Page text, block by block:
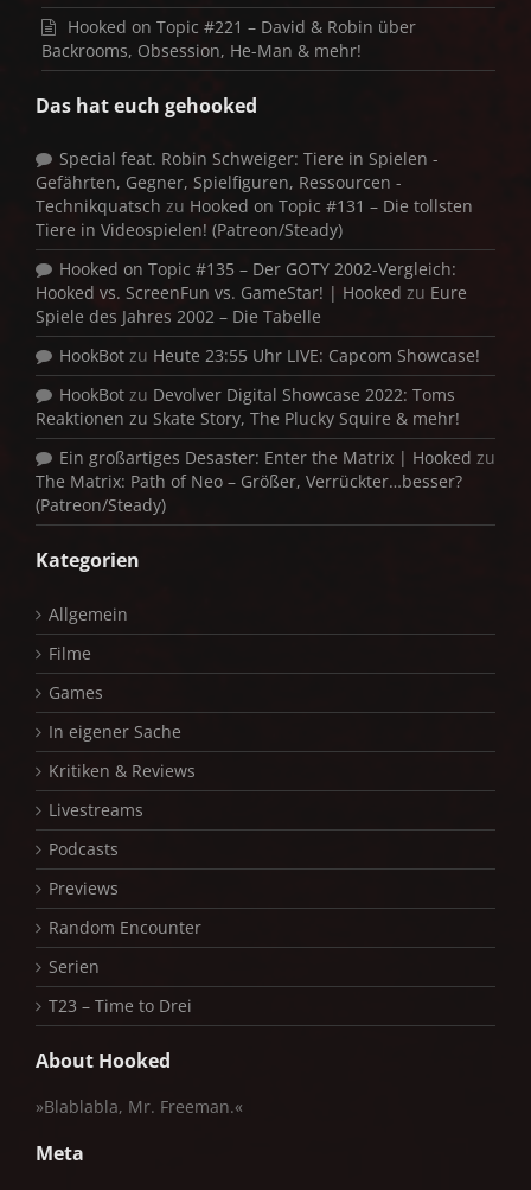
Hooked on Topic #221 – David & Robin über
Backrooms, Obsession, He-Man & mehr!
Das hat euch gehooked
Special feat. Robin Schweiger: Tiere in Spielen -
Gefährten, Gegner, Spielfiguren, Ressourcen -
Technikquatsch zu Hooked on Topic #131 – Die tollsten
Tiere in Videospielen! (Patreon/Steady)
Hooked on Topic #135 – Der GOTY 2002-Vergleich:
Hooked vs. ScreenFun vs. GameStar! | Hooked zu Eure
Spiele des Jahres 2002 – Die Tabelle
HookBot zu Heute 23:55 Uhr LIVE: Capcom Showcase!
HookBot zu Devolver Digital Showcase 2022: Toms
Reaktionen zu Skate Story, The Plucky Squire & mehr!
Ein großartiges Desaster: Enter the Matrix | Hooked zu
The Matrix: Path of Neo – Größer, Verrückter…besser?
(Patreon/Steady)
Kategorien
Allgemein
Filme
Games
In eigener Sache
Kritiken & Reviews
Livestreams
Podcasts
Previews
Random Encounter
Serien
T23 – Time to Drei
About Hooked
»Blablabla, Mr. Freeman.«
Meta